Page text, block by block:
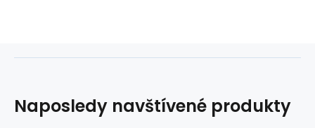
Naposledy navštívené produkty